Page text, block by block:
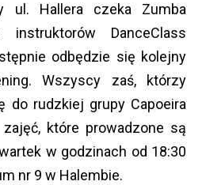
ul. Hallera czeka Zumba
instruktorów DanceClass
odbędzie się kolejny
Wszyscy zaś, którzy
do rudzkiej grupy Capoeira
które prowadzone są
w godzinach od 18:30
nr 9 w Halembie.